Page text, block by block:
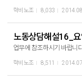
학비노조 8,033
노동상담해설16_
업무에 참조하시기 바랍니
학비노조 8,511